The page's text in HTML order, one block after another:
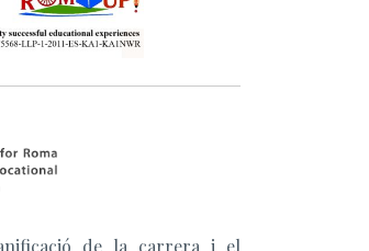
de la carrera i el